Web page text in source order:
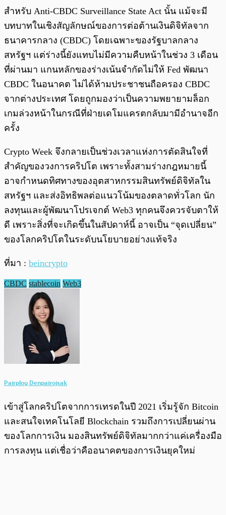
สำหรับ Anti-CBDC Surveillance State Act นั้น แม้จะมี
บทบาทในเชิงสัญลักษณ์ของการต่อต้านเงินดิจิทัลจาก
ธนาคารกลาง (CBDC) โดยเฉพาะของรัฐบาลกลาง
สหรัฐฯ แต่ร่างนี้ยังแทบไม่มีความคืบหน้าในช่วง 3 เดือน
ที่ผ่านมา แกนหลักของร่างเน้นจำกัดไม่ให้ Fed พัฒนา
CBDC ในอนาคต ไม่ได้ห้ามประชาชนถือครอง CBDC
จากต่างประเทศ โดยถูกมองว่าเป็นความพยายามล็อก
เกมล่วงหน้าในกรณีที่ฝ่ายเดโมแครตกลับมามีอำนาจอีก
ครั้ง
Crypto Week จึงกลายเป็นช่วงเวลาแห่งการตัดสินใจที่
สำคัญของวงการคริปโต เพราะทั้งสามร่างกฎหมายนี้
อาจกำหนดทิศทางของอุตสาหกรรมสินทรัพย์ดิจิทัลใน
สหรัฐฯ และส่งอิทธิพลต่อแนวโน้มของตลาดทั่วโลก นัก
ลงทุนและผู้พัฒนาโปรเจกต์ Web3 ทุกคนจึงควรจับตาให้
ดี เพราะสิ่งที่จะเกิดขึ้นในสัปดาห์นี้ อาจเป็น “จุดเปลี่ยน”
ของโลกคริปโตในระดับนโยบายอย่างแท้จริง
ที่มา : beincrypto
CBDC stablecoin Web3
Pairploy Denpairojsak
เข้าสู่โลกคริปโตจากการเทรดในปี 2021 เริ่มรู้จัก Bitcoin
และสนใจเทคโนโลยี Blockchain รวมถึงการเปลี่ยนผ่าน
ของโลกการเงิน มองสินทรัพย์ดิจิทัลมากกว่าแค่เครื่องมือ
การลงทุน แต่เชื่อว่าคืออนาคตของการเงินยุคใหม่